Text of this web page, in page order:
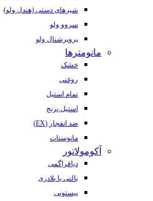
شیرهای دستی (هندل ولو)
سروو ولو
پروپرشنال ولو
مانومترها
خشک
روغنی
تمام استیل
استیل برنج
ضد انفجار (EX)
مانوستات
آکومولاتور
دیافراگمی
بالنی یا بلادری
پیستونی